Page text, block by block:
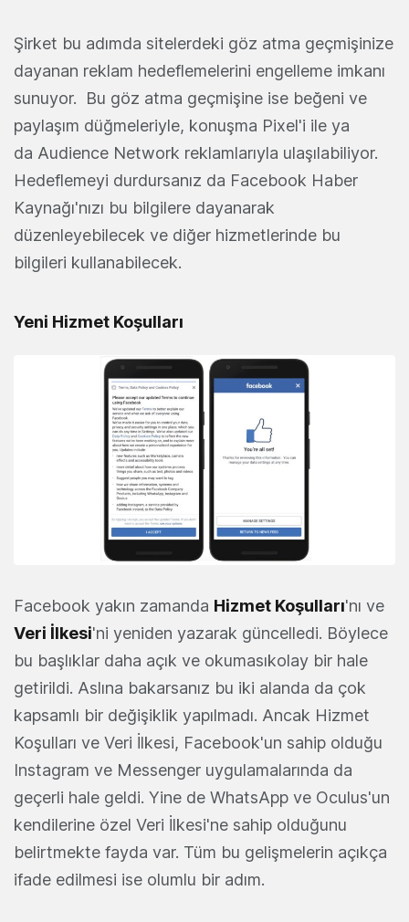
Şirket bu adımda sitelerdeki göz atma geçmişinize
dayanan reklam hedeflemelerini engelleme imkanı
sunuyor. Bu göz atma geçmişine ise beğeni ve
paylaşım düğmeleriyle, konuşma Pixel'i ile ya
da Audience Network reklamlarıyla ulaşılabiliyor.
Hedeflemeyi durdursanız da Facebook Haber
Kaynağı'nızı bu bilgilere dayanarak
düzenleyebilecek ve diğer hizmetlerinde bu
bilgileri kullanabilecek.
Yeni Hizmet Koşulları
Facebook yakın zamanda Hizmet Koşulları'nı ve
Veri İlkesi'ni yeniden yazarak güncelledi. Böylece
bu başlıklar daha açık ve okumasıkolay bir hale
getirildi. Aslına bakarsanız bu iki alanda da çok
kapsamlı bir değişiklik yapılmadı. Ancak Hizmet
Koşulları ve Veri İlkesi, Facebook'un sahip olduğu
Instagram ve Messenger uygulamalarında da
geçerli hale geldi. Yine de WhatsApp ve Oculus'un
kendilerine özel Veri İlkesi'ne sahip olduğunu
belirtmekte fayda var. Tüm bu gelişmelerin açıkça
ifade edilmesi ise olumlu bir adım.